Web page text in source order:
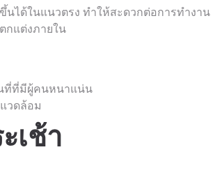
นได้ในแนวตรง ทำให้สะดวกต่อการทำงาน
กแต่งภายใน
นที่ที่มีผู้คนหนาแน่น
วดล้อม
เช้า